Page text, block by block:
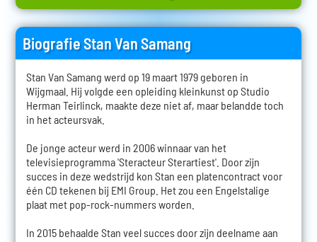
Biografie Stan Van Samang
Stan Van Samang werd op 19 maart 1979 geboren in
Wijgmaal. Hij volgde een opleiding kleinkunst op Studio
Herman Teirlinck, maakte deze niet af, maar belandde toch
in het acteursvak.
De jonge acteur werd in 2006 winnaar van het
televisieprogramma 'Steracteur Sterartiest'. Door zijn
succes in deze wedstrijd kon Stan een platencontract voor
één CD tekenen bij EMI Group. Het zou een Engelstalige
plaat met pop-rock-nummers worden.
In 2015 behaalde Stan veel succes door zijn deelname aan